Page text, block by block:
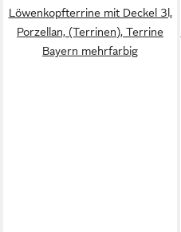
Löwenkopfterrine mit Deckel 3l,
Porzellan, (Terrinen), Terrine
Bayern mehrfarbig